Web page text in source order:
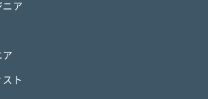
ニア
ア
ト